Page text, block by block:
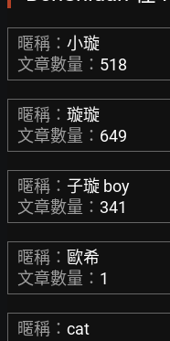
暱稱： 小璇
文章數量： 518
暱稱： 璇璇
文章數量： 649
暱稱： 子璇 boy
文章數量： 341
暱稱： 歐希
文章數量： 1
暱稱： cat